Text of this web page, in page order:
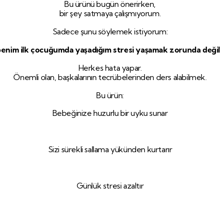
Bu ürünü bugün önerirken,
bir şey satmaya çalışmıyorum.
Sadece şunu söylemek istiyorum:
ilk çocuğumda yaşadığım stresi yaşamak zorunda
Herkes hata yapar.
Önemli olan, başkalarının tecrübelerinden ders alabilmek.
Bu ürün:
Bebeğinize huzurlu bir uyku sunar
Sizi sürekli sallama yükünden kurtarır
Günlük stresi azaltır